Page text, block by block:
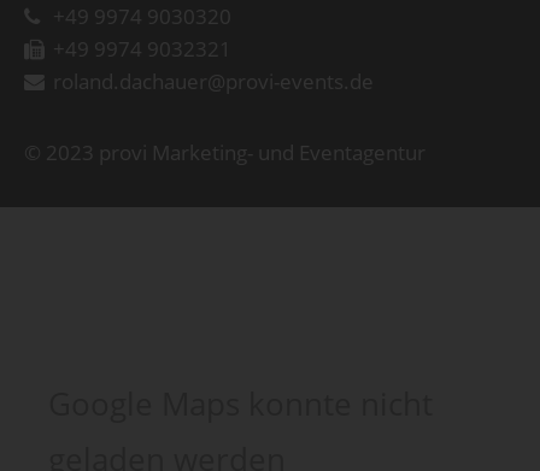
+49 9974 9030320
+49 9974 9032321
roland.dachauer@provi-events.de
© 2023 provi Marketing- und Eventagentur